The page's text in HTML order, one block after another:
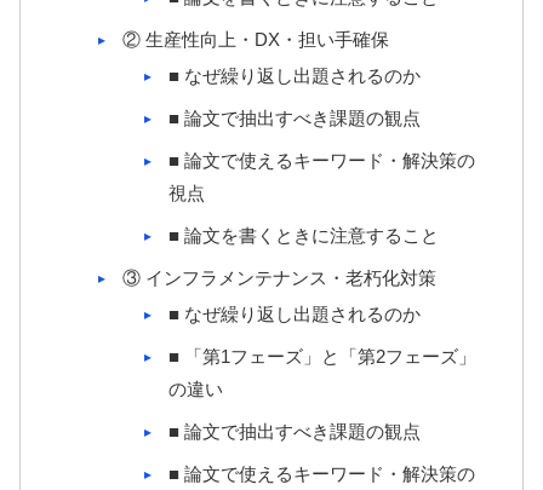
② 生産性向上・DX・担い手確保
■ なぜ繰り返し出題されるのか
■ 論文で抽出すべき課題の観点
■ 論文で使えるキーワード・解決策の
視点
■ 論文を書くときに注意すること
③ インフラメンテナンス・老朽化対策
■ なぜ繰り返し出題されるのか
■ 「第1フェーズ」と「第2フェーズ」
の違い
■ 論文で抽出すべき課題の観点
■ 論文で使えるキーワード・解決策の